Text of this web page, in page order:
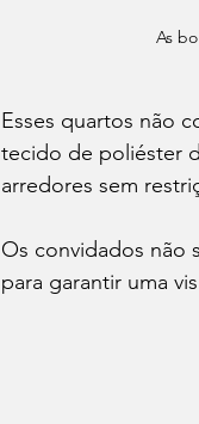
As
Esses quartos não
tecido de poliéster
arredores sem
Os convidados não
para garantir uma